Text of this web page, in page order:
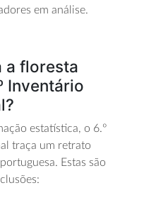
em análise.
a floresta
Inventário
estatística, o 6.º
traça um retrato
Estas são